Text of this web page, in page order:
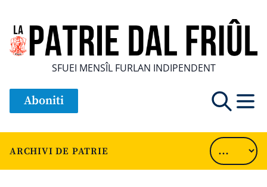
SFUEI MENSÎL FURLAN INDIPENDENT
Aboniti
ARCHIVI DE PATRIE